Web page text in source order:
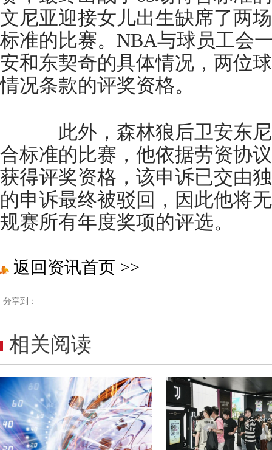
文尼亚迎接女儿出生缺席了两
标准的比赛。NBA与球员工会
安和东契奇的具体情况，两位
情况条款的评奖资格。
此外，森林狼后卫安东尼
合标准的比赛，他依据劳资协
获得评奖资格，该申诉已交由
的申诉最终被驳回，因此他将
规赛所有年度奖项的评选。
返回资讯首页 >>
分享到：
相关阅读